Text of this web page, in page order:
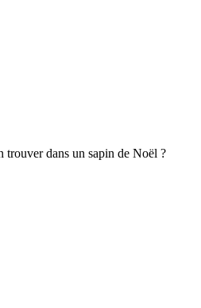
trouver dans un sapin de Noël ?